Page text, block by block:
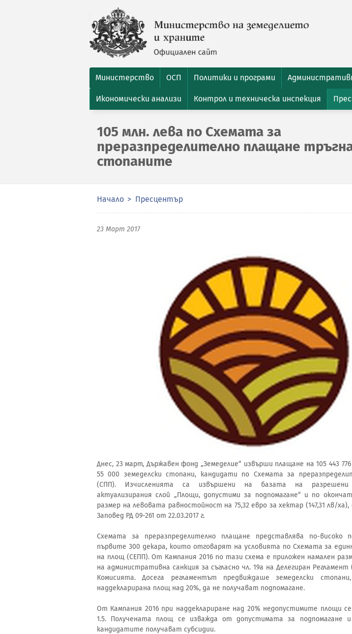
Министерство ОСП Политики и програми
Икономически анализи Контрол и техническа инспекция
105 млн. лева по Схемата за
преразпределително плащане
стопаните
Начало Пресцентър
23 Март 2017
Днес, 23 март, Държавен фонд „Земеделие“ извърши плащане на 105 443
55 000 земеделски стопани, кандидати по Схемата за
(СПП). Изчисленията са извършени на базата на разрешени
актуализирания слой „Площи, допустими за подпомагане“ и по
размер на левовата равностойност на 75,32 евро за хектар (147,31 лв/ха),
Заповед РД 09-261 от 22.03.2017 г.
Схемата за преразпределително плащане представлява по-високо
първите 300 декара, които отговарят на условията по Схемата за
на площ (СЕПП). От Кампания 2016 по тази схема е приложен намален
на административна санкция за съгласно чл. 19а на Делегиран Регламент
Комисията. Досега регламентът предвиждаше земеделски
наддекларирана площ над 20%, да не получават подпомагане.
От Кампания 2016 при наддеклариране над 20% недопустимите площи
1.5. Получената площ се изважда от допустимата за подпомагане
кандидатите получават субсидии.